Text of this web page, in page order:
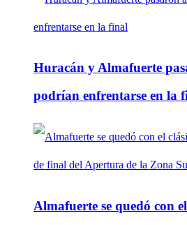
Huracán y Almafuerte
podrían enfrentarse en la
Almafuerte se quedó con